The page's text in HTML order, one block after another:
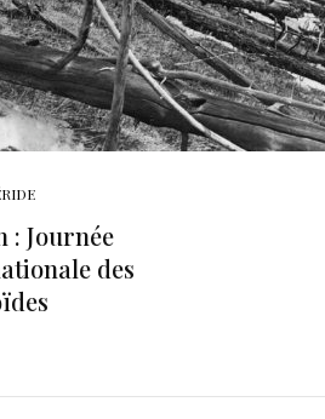
: Journée
des